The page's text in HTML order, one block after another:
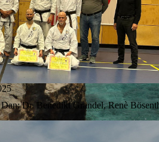
Dr. Benedikt Grandel, Renè